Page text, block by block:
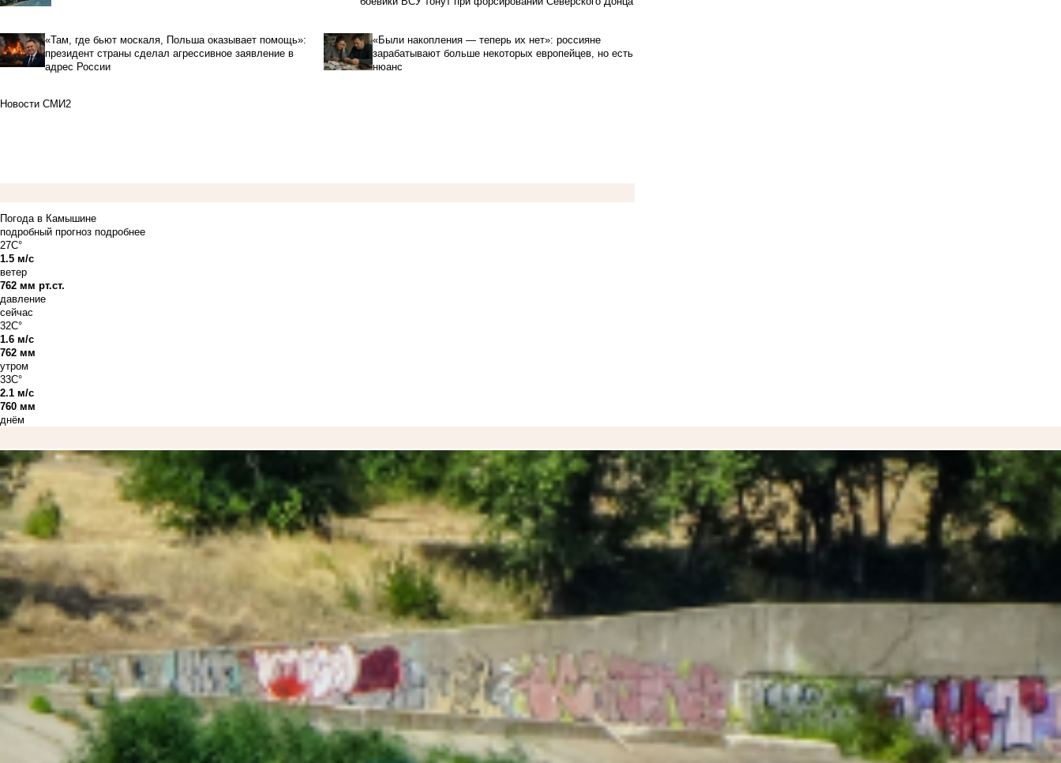
«Там, где бьют москаля, Польша оказывает помощь»:
президент страны сделал агрессивное заявление в
адрес России
«Были накопления — теперь их нет»: россияне
зарабатывают больше некоторых европейцев, но есть
нюанс
Новости СМИ2
Погода в Камышине
подробный прогноз подробнее
27C°
1.5 м/с
ветер
762 мм рт.ст.
давление
сейчас
32C°
1.6 м/с
762 мм
утром
33C°
2.1 м/с
760 мм
днём